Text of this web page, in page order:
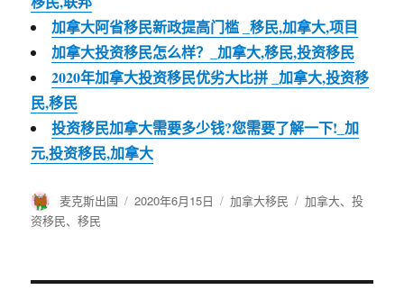
加拿大阿省移民新政提高门槛 _移民,加拿大,项目
加拿大投资移民怎么样？_加拿大,移民,投资移民
2020年加拿大投资移民优劣大比拼 _加拿大,投资移
民,移民
投资移民加拿大需要多少钱?您需要了解一下!_加
元,投资移民,加拿大
作
者
麦克斯出国
发
2020年6月15日
分
加拿大移民
标
加拿大、投
资移民、移民